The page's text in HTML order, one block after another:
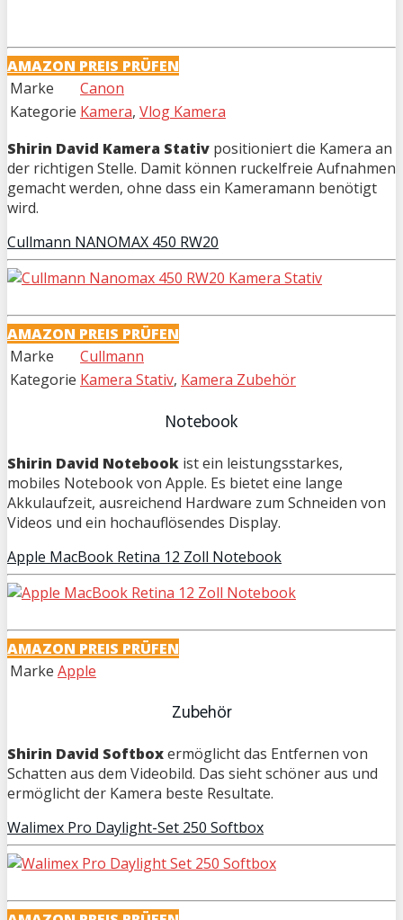
AMAZON PREIS PRÜFEN
Marke
Canon
Kategorie Kamera, Vlog Kamera
Shirin David Kamera Stativ positioniert die Kamera an
der richtigen Stelle. Damit können ruckelfreie Aufnahmen
gemacht werden, ohne dass ein Kameramann benötigt
wird.
Cullmann NANOMAX 450 RW20
AMAZON PREIS PRÜFEN
Marke
Cullmann
Kategorie Kamera Stativ, Kamera Zubehör
Notebook
Shirin David Notebook ist ein leistungsstarkes,
mobiles Notebook von Apple. Es bietet eine lange
Akkulaufzeit, ausreichend Hardware zum Schneiden von
Videos und ein hochauflösendes Display.
Apple MacBook Retina 12 Zoll Notebook
AMAZON PREIS PRÜFEN
Marke Apple
Zubehör
Shirin David Softboxermöglicht das Entfernen von
Schatten aus dem Videobild. Das sieht schöner aus und
ermöglicht der Kamera beste Resultate.
Walimex Pro Daylight-Set 250 Softbox